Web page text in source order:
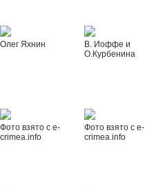
Олег Яхнин
В. Иоффе и
О.Курбенина
Фото взято с e-
crimea.info
Фото взято с e-
crimea.info